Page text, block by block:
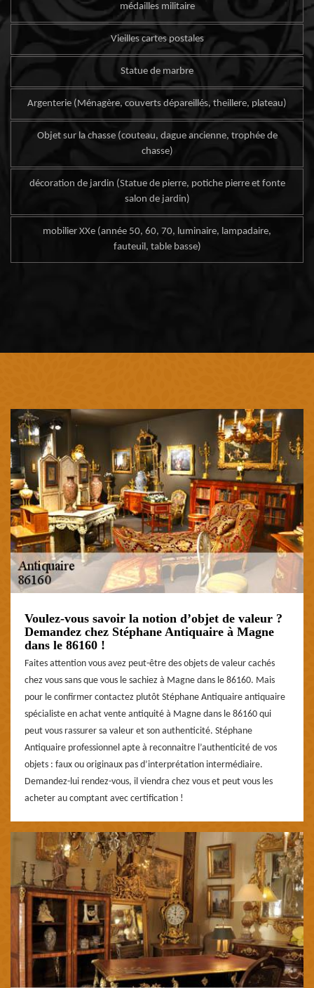
médailles militaire
Vieilles cartes postales
Statue de marbre
Argenterie (Ménagère, couverts dépareillés, theillere, plateau)
Objet sur la chasse (couteau, dague ancienne, trophée de
chasse)
décoration de jardin (Statue de pierre, potiche pierre et fonte
salon de jardin)
mobilier XXe (année 50, 60, 70, luminaire, lampadaire,
fauteuil, table basse)
Voulez-vous savoir la notion d’objet de valeur ?
Demandez chez Stéphane Antiquaire à Magne
dans le 86160 !
Faites attention vous avez peut-être des objets de valeur cachés
chez vous sans que vous le sachiez à Magne dans le 86160. Mais
pour le confirmer contactez plutôt Stéphane Antiquaire antiquaire
spécialiste en achat vente antiquité à Magne dans le 86160 qui
peut vous rassurer sa valeur et son authenticité. Stéphane
Antiquaire professionnel apte à reconnaitre l’authenticité de vos
objets : faux ou originaux pas d’interprétation intermédiaire.
Demandez-lui rendez-vous, il viendra chez vous et peut vous les
acheter au comptant avec certification !